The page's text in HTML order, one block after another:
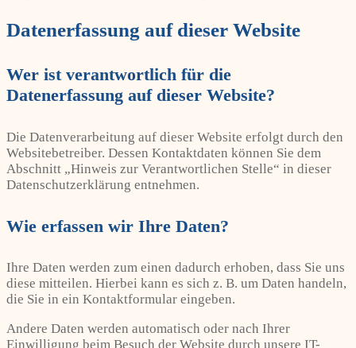
Datenerfassung auf dieser Website
Wer ist verantwortlich für die
Datenerfassung auf dieser Website?
Die Datenverarbeitung auf dieser Website erfolgt durch den
Websitebetreiber. Dessen Kontaktdaten können Sie dem
Abschnitt „Hinweis zur Verantwortlichen Stelle“ in dieser
Datenschutzerklärung entnehmen.
Wie erfassen wir Ihre Daten?
Ihre Daten werden zum einen dadurch erhoben, dass Sie uns
diese mitteilen. Hierbei kann es sich z. B. um Daten handeln,
die Sie in ein Kontaktformular eingeben.
Andere Daten werden automatisch oder nach Ihrer
Einwilligung beim Besuch der Website durch unsere IT-